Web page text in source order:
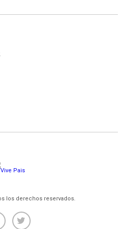
los derechos reservados.